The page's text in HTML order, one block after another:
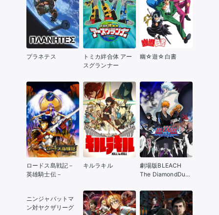
プラネテス
トミカ絆合体 アー
スグランナー
幽☆遊☆白書
ロードス島戦記－
英雄騎士伝－
キルラキル
劇場版BLEACH
The DiamondDust
の氷輪丸
ニンジャバットマ
ン対ヤクザリーグ